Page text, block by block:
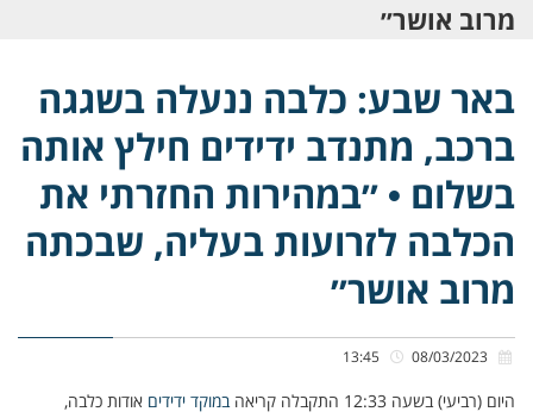
מרוב אושר״
באר שבע: כלבה ננעלה בשגגה
ברכב, מתנדב ידידים חילץ אותה
בשלום • ״במהירות החזרתי את
הכלבה לזרועות בעליה, שבכתה
מרוב אושר״
היום (רביעי) בשעה 12:33 התקבלה קריאה במוקד ידידים אודות כלבה,